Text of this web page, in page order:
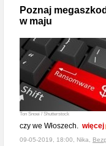
Poznaj
w maju
Ton Snoei / Shutterstock
czy we Włoszech. więcej
09-05-2019, 18:00, Nika,